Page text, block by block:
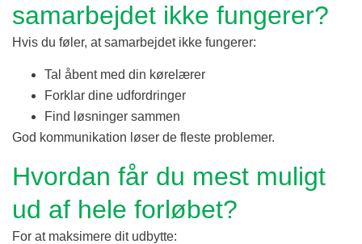
samarbejdet ikke fungerer?
Hvis du føler, at samarbejdet ikke fungerer:
Tal åbent med din kørelærer
Forklar dine udfordringer
Find løsninger sammen
God kommunikation løser de fleste problemer.
Hvordan får du mest muligt
ud af hele forløbet?
For at maksimere dit udbytte: